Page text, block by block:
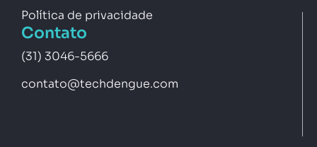
Política de privacidade
Contato
(31) 3046-5666
contato@techdengue.com